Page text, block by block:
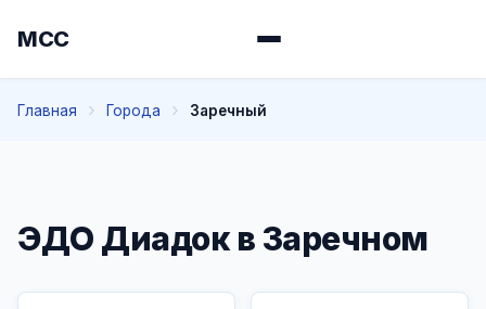
МСС
Главная Города Заречный
ЭДО Диадок в Заречном